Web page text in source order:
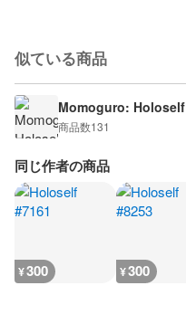
似ている商品
Momoguro: Holoself
商品数131
同じ作者の商品
¥300 ¥300